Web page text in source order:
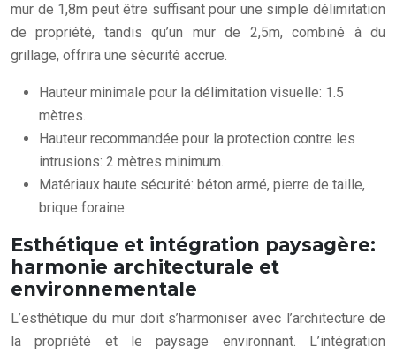
mur de 1,8m peut être suffisant pour une simple délimitation
de propriété, tandis qu’un mur de 2,5m, combiné à du
grillage, offrira une sécurité accrue.
Hauteur minimale pour la délimitation visuelle: 1.5
mètres.
Hauteur recommandée pour la protection contre les
intrusions: 2 mètres minimum.
Matériaux haute sécurité: béton armé, pierre de taille,
brique foraine.
Esthétique et intégration paysagère:
harmonie architecturale et
environnementale
L’esthétique du mur doit s’harmoniser avec l’architecture de
la propriété et le paysage environnant. L’intégration